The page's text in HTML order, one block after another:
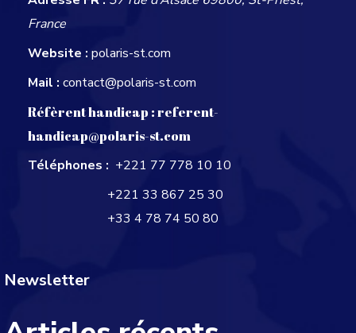
France
Website : polaris-st.com
Mail : contact@polaris-st.com
Réfèrent handicap :referent-
handicap@polaris-st.com
Téléphones : +221 77 778 10 10
+221 33 867 25 30
+33 4 78 74 50 80
Newsletter